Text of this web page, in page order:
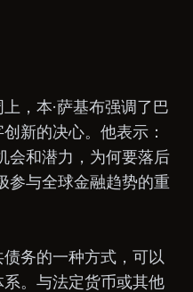
，本·萨基布强调了巴
新的决心。他表示：
会和潜力，为何要落后
参与全球金融趋势的重
务的一种方式，可以
。与法定货币或其他